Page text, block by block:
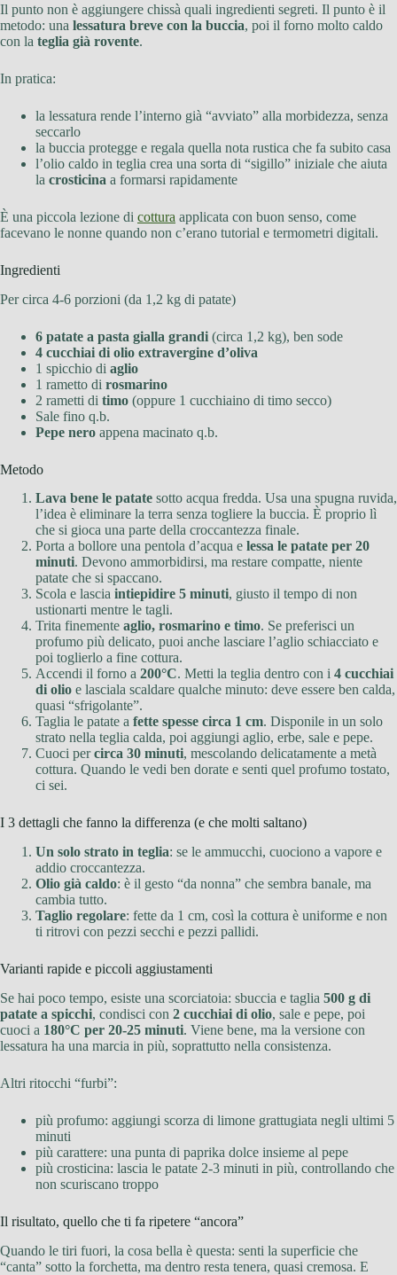
Il punto non è aggiungere chissà quali ingredienti segreti. Il punto è il
metodo: una lessatura breve con la buccia, poi il forno molto caldo
con la teglia già rovente.
In pratica:
la lessatura rende l’interno già “avviato” alla morbidezza, senza
seccarlo
la buccia protegge e regala quella nota rustica che fa subito casa
l’olio caldo in teglia crea una sorta di “sigillo” iniziale che aiuta
la crosticina a formarsi rapidamente
È una piccola lezione di cottura applicata con buon senso, come
facevano le nonne quando non c’erano tutorial e termometri digitali.
Ingredienti
Per circa 4-6 porzioni (da 1,2 kg di patate)
6 patate a pasta gialla grandi (circa 1,2 kg), ben sode
4 cucchiai di olio extravergine d’oliva
1 spicchio di aglio
1 rametto di rosmarino
2 rametti di timo (oppure 1 cucchiaino di timo secco)
Sale fino q.b.
Pepe nero appena macinato q.b.
Metodo
Lava bene le patate sotto acqua fredda. Usa una spugna ruvida,
l’idea è eliminare la terra senza togliere la buccia. È proprio lì
che si gioca una parte della croccantezza finale.
Porta a bollore una pentola d’acqua e lessa le patate per 20
minuti. Devono ammorbidirsi, ma restare compatte, niente
patate che si spaccano.
Scola e lascia intiepidire 5 minuti, giusto il tempo di non
ustionarti mentre le tagli.
Trita finemente aglio, rosmarino e timo. Se preferisci un
profumo più delicato, puoi anche lasciare l’aglio schiacciato e
poi toglierlo a fine cottura.
Accendi il forno a 200°C. Metti la teglia dentro con i 4 cucchiai
di olio e lasciala scaldare qualche minuto: deve essere ben calda,
quasi “sfrigolante”.
Taglia le patate a fette spesse circa 1 cm. Disponile in un solo
strato nella teglia calda, poi aggiungi aglio, erbe, sale e pepe.
Cuoci percirca 30 minuti, mescolando delicatamente a metà
cottura. Quando le vedi ben dorate e senti quel profumo tostato,
ci sei.
I 3 dettagli che fanno la differenza (e che molti saltano)
Un solo strato in teglia: se le ammucchi, cuociono a vapore e
addio croccantezza.
Olio già caldo: è il gesto “da nonna” che sembra banale, ma
cambia tutto.
Taglio regolare: fette da 1 cm, così la cottura è uniforme e non
ti ritrovi con pezzi secchi e pezzi pallidi.
Varianti rapide e piccoli aggiustamenti
Se hai poco tempo, esiste una scorciatoia: sbuccia e taglia 500 g di
patate a spicchi, condisci con 2 cucchiai di olio, sale e pepe, poi
cuoci a 180°C per 20-25 minuti. Viene bene, ma la versione con
lessatura ha una marcia in più, soprattutto nella consistenza.
Altri ritocchi “furbi”:
più profumo: aggiungi scorza di limone grattugiata negli ultimi 5
minuti
più carattere: una punta di paprika dolce insieme al pepe
più crosticina: lascia le patate 2-3 minuti in più, controllando che
non scuriscano troppo
Il risultato, quello che ti fa ripetere “ancora”
Quando le tiri fuori, la cosa bella è questa: senti la superficie che
“canta” sotto la forchetta, ma dentro resta tenera, quasi cremosa. E